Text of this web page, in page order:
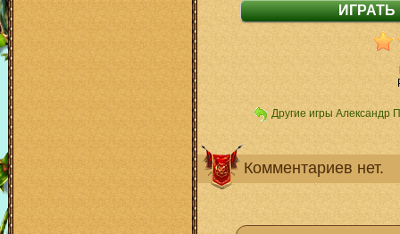
Другие игры Александр
Комментариев нет.